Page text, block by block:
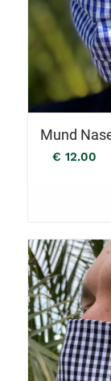
Mund
€ 12.00